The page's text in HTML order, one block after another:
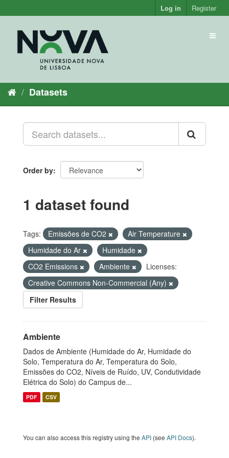
to
Log in Register
Datasets
Order by
1 dataset found
Tags: Emissões de CO2
Air Temperature
Humidade do Ar
Humidade
CO2 Emissions
Ambiente
Licenses:
Creative Commons Non-Commercial (Any)
Filter Results
Ambiente
Dados de Ambiente (Humidade do Ar, Humidade do
Solo, Temperatura do Ar, Temperatura do Solo,
Emissões do CO2, Níveis de Ruído, UV, Condutividade
Elétrica do Solo) do Campus de...
PDF CSV
You can also access this registry using the API (see API Docs).